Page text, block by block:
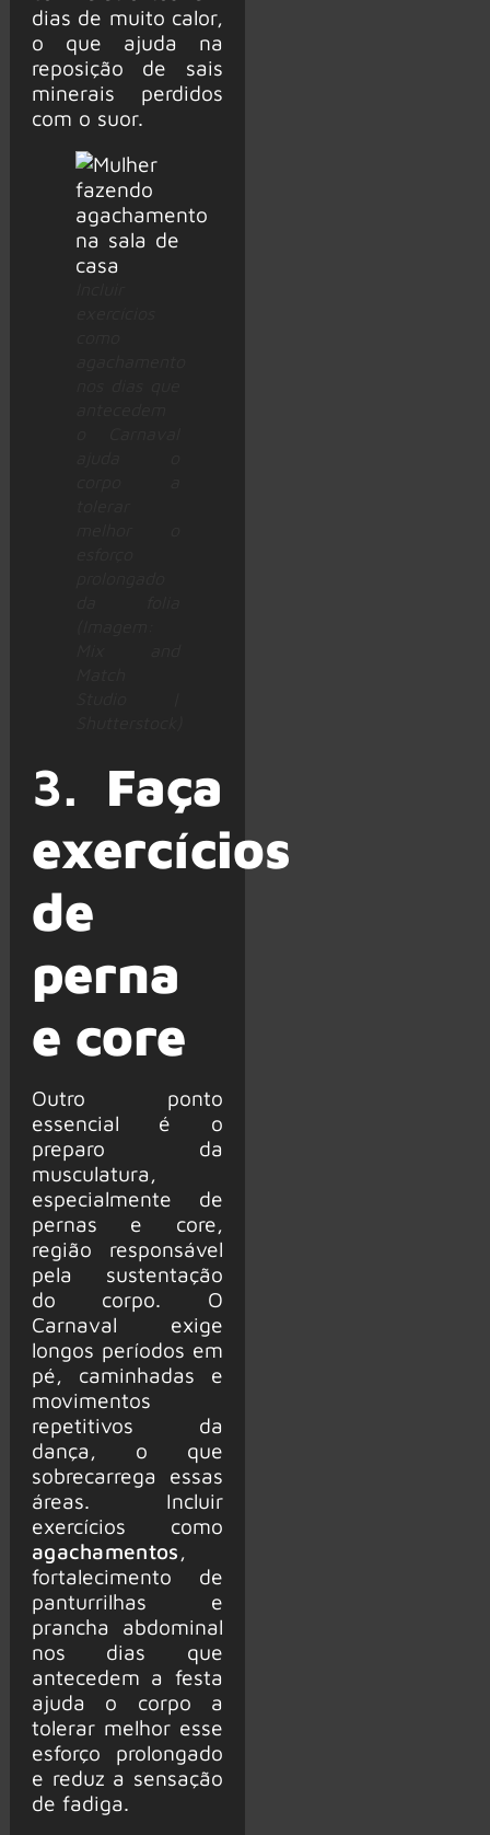
dias de muito calor,
o que ajuda na
reposição de sais
minerais perdidos
com o suor.
3. Faça
exercícios
de
perna
e core
Outro ponto
essencial é o
preparo da
musculatura,
especialmente de
pernas e core,
região responsável
pela sustentação
do corpo. O
Carnaval exige
longos períodos em
pé, caminhadas e
movimentos
repetitivos da
dança, o que
sobrecarrega essas
áreas. Incluir
exercícios como
agachamentos,
fortalecimento de
panturrilhas e
prancha abdominal
nos dias que
antecedem a festa
ajuda o corpo a
tolerar melhor esse
esforço prolongado
e reduz a sensação
de fadiga.